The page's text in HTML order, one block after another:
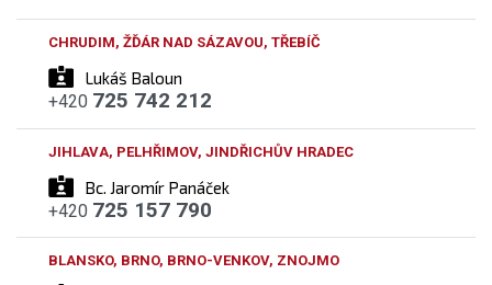
Lukáš Baloun
CHRUDIM, ŽĎÁR NAD SÁZAVOU, TŘEBÍČ
+420 725 742 212
Bc. Jaromír Panáček
JIHLAVA, PELHŘIMOV, JINDŘICHŮV HRADEC
+420 725 157 790
BLANSKO, BRNO, BRNO-VENKOV, ZNOJMO